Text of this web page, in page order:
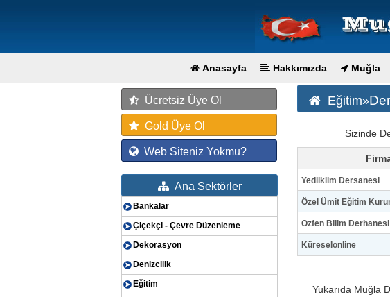
Anasayfa Hakkımızda Muğla
Ücretsiz Üye Ol
Gold Üye Ol
Web Siteniz Yokmu?
Ana Sektörler
Bankalar
Çiçekçi - Çevre Düzenleme
Dekorasyon
Denizcilik
Eğitim
Eğitim»
Sizinde
Yediiklim Dersanesi
Özel Ümit Eğitim
Özfen Bilim Derhanesi
Küreselonline
Yukarıda Muğla